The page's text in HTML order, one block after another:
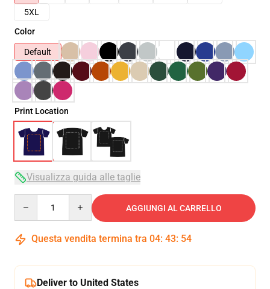
5XL
Color
Default
Print Location
Visualizza guida alle taglie
AGGIUNGI AL CARRELLO
Questa vendita termina tra 04: 43: 54
Deliver to United States